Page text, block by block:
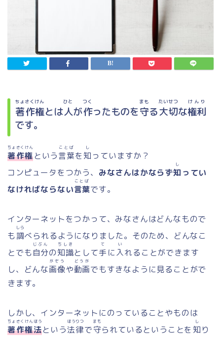
著作権
ちょさくけん
とは人
ひと
が作
つく
ったものを守
まも
る大切
たいせつ
な権利
けんり
です。
著作権
ちょさくけん
という言葉
ことば
を 知
し
っていますか？
コンピュータをつかう、 みなさんはかならず知
し
ってい
なければならない言葉
ことば
です。
インターネットをつかって、みなさんはどんなもので
も調
しら
べられるようになりました。そのため、どんなこ
とでも自分
じぶん
の知識
ちしき
として手
て
に入
い
れることができます
し、どんな画像
がぞう
や動画
どうが
でもすきなように見ることがで
きます。
しかし、インターネットにのっていることやものは
著作権法
ちょさくけんほう
という法律
ほうりつ
で守
まも
られているということを 知
し
り